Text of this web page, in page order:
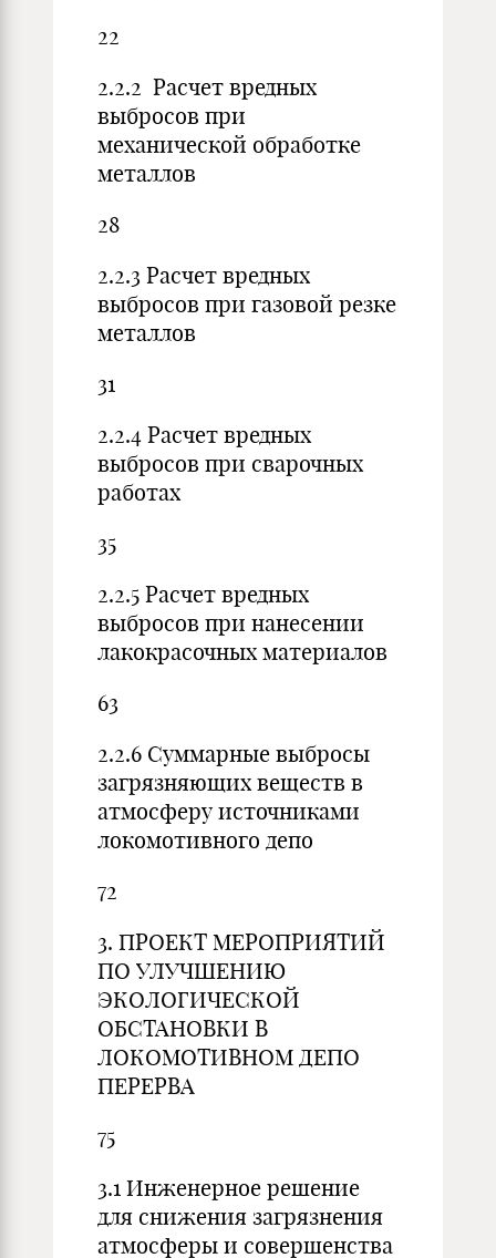
22
2.2.2 Расчет вредных
выбросов при
механической обработке
металлов
28
2.2.3 Расчет вредных
выбросов при газовой резке
металлов
31
2.2.4 Расчет вредных
выбросов при сварочных
работах
35
2.2.5 Расчет вредных
выбросов при нанесении
лакокрасочных материалов
63
2.2.6 Суммарные выбросы
загрязняющих веществ в
атмосферу источниками
локомотивного депо
72
3. ПРОЕКТ МЕРОПРИЯТИЙ
ПО УЛУЧШЕНИЮ
ЭКОЛОГИЧЕСКОЙ
ОБСТАНОВКИ В
ЛОКОМОТИВНОМ ДЕПО
ПЕРЕРВА
75
3.1 Инженерное решение
для снижения загрязнения
атмосферы и совершенства